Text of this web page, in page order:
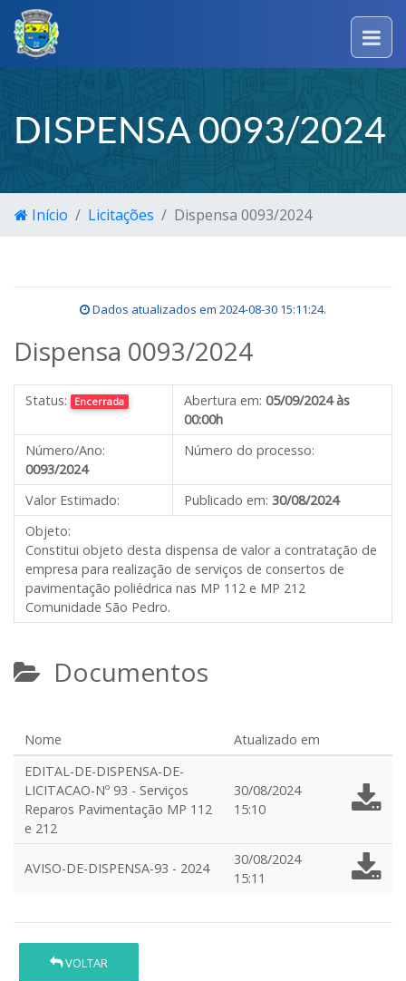
DISPENSA 0093/2024
Início Licitações Dispensa 0093/2024
Dados atualizados em 2024-08-30 15:11:24.
Dispensa 0093/2024
Status: Encerrada Abertura em: 05/09/2024 às
00:00h
Número/Ano:
0093/2024
Número do processo:
Valor Estimado: Publicado em: 30/08/2024
Objeto:
Constitui objeto desta dispensa de valor a contratação de
empresa para realização de serviços de consertos de
pavimentação poliédrica nas MP 112 e MP 212
Comunidade São Pedro.
Documentos
Nome
Atualizado em
EDITAL-DE-DISPENSA-DE-
LICITACAO-Nº 93 - Serviços
Reparos Pavimentação MP 112
e 212
30/08/2024
15:10
AVISO-DE-DISPENSA-93 - 2024
30/08/2024
15:11
VOLTAR